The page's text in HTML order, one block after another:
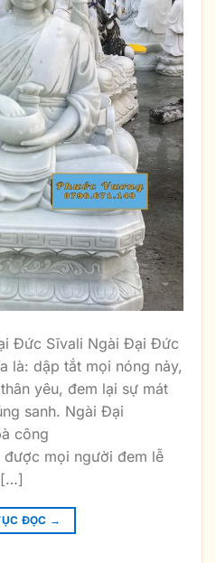
Đức Sīvali Ngài Đại Đức
là: dập tắt mọi nóng nảy,
yêu, đem lại sự mát
sanh. Ngài Đại
công
được mọi người đem lễ
[…]
ĐỌC →